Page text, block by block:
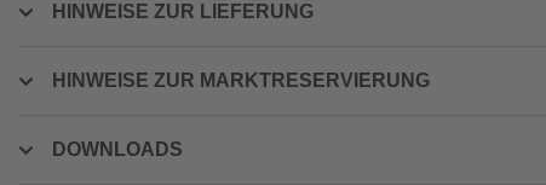
HINWEISE ZUR LIEFERUNG
HINWEISE ZUR MARKTRESERVIERUNG
DOWNLOADS